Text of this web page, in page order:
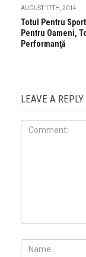
AUGUST 17TH, 2014
Totul Pentru
Pentru Oameni,
Performanţă
LEAVE A REPLY